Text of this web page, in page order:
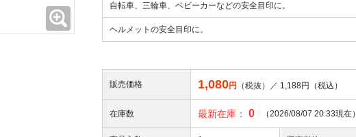
自転車、三輪車、ベビーカーなどの安全目印に。
ヘルメットの安全目印に。
販売価格 1,080円 （税抜）／ 1,188円（税込）
在庫数 最新在庫： 0 （2026/08/07 20:33現在）